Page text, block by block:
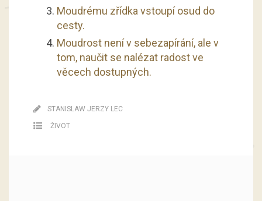
Moudrému zřídka vstoupí osud do
cesty.
Moudrost není v sebezapírání, ale v
tom, naučit se nalézat radost ve
věcech dostupných.
STANISLAW JERZY LEC
ŽIVOT